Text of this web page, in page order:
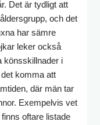
Det är tydligt att
och det
har sämre
leker också
könsskillnader i
komma att
där män tar
Exempelvis vet
oftare listade